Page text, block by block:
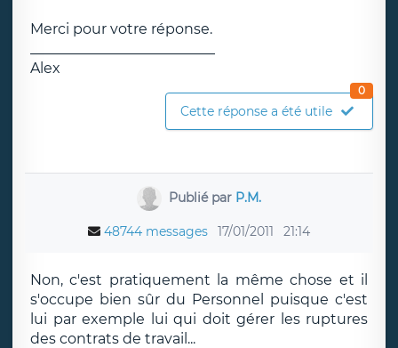
Merci pour votre réponse.
Alex
Cette réponse a été utile
0
Publié par P.M.
48744 messages 17/01/2011 21:14
Non, c'est pratiquement la même chose et il
s'occupe bien sûr du Personnel puisque c'est
lui par exemple lui qui doit gérer les ruptures
des contrats de travail...